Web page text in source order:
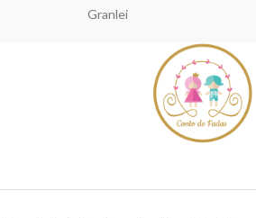
Granlei